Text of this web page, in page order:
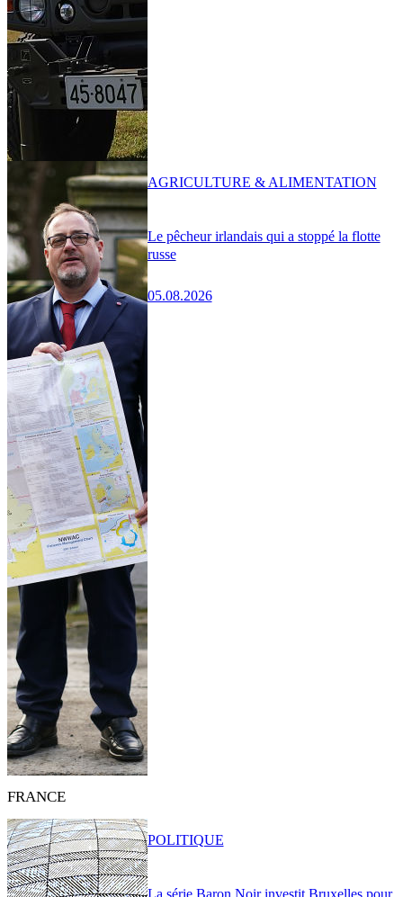
Le pêcheur irlandais qui a stoppé la flotte
russe
05.08.2026
AGRICULTURE & ALIMENTATION
FRANCE
POLITIQUE